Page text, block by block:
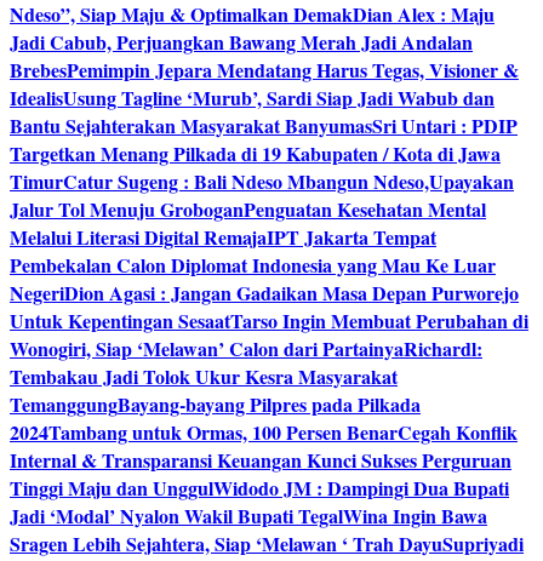
Ndeso”, Siap Maju & Optimalkan DemakDian Alex : Maju
Jadi Cabub, Perjuangkan Bawang Merah Jadi Andalan
BrebesPemimpin Jepara Mendatang Harus Tegas, Visioner &
IdealisUsung Tagline ‘Murub’, Sardi Siap Jadi Wabub dan
Bantu Sejahterakan Masyarakat BanyumasSri Untari : PDIP
Targetkan Menang Pilkada di 19 Kabupaten / Kota di Jawa
TimurCatur Sugeng : Bali Ndeso Mbangun Ndeso,Upayakan
Jalur Tol Menuju GroboganPenguatan Kesehatan Mental
Melalui Literasi Digital RemajaIPT Jakarta Tempat
Pembekalan Calon Diplomat Indonesia yang Mau Ke Luar
NegeriDion Agasi : Jangan Gadaikan Masa Depan Purworejo
Untuk Kepentingan SesaatTarso Ingin Membuat Perubahan di
Wonogiri, Siap ‘Melawan’ Calon dari PartainyaRichardl:
Tembakau Jadi Tolok Ukur Kesra Masyarakat
TemanggungBayang-bayang Pilpres pada Pilkada
2024Tambang untuk Ormas, 100 Persen BenarCegah Konflik
Internal & Transparansi Keuangan Kunci Sukses Perguruan
Tinggi Maju dan UnggulWidodo JM : Dampingi Dua Bupati
Jadi ‘Modal’ Nyalon Wakil Bupati TegalWina Ingin Bawa
Sragen Lebih Sejahtera, Siap ‘Melawan ‘ Trah DayuSupriyadi